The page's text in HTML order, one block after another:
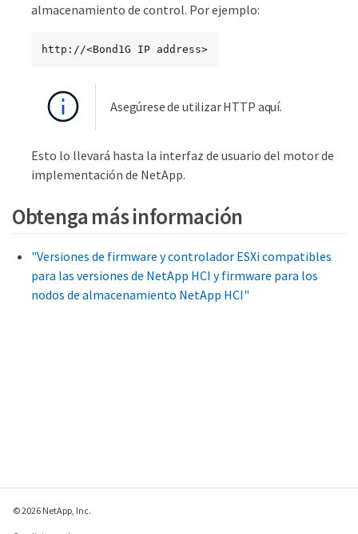
almacenamiento de control. Por ejemplo:
http://<Bond1G IP address>
Asegúrese de utilizar HTTP aquí.
Esto lo llevará hasta la interfaz de usuario del motor de
implementación de NetApp.
Obtenga más información
"Versiones de firmware y controlador ESXi compatibles
para las versiones de NetApp HCI y firmware para los
nodos de almacenamiento NetApp HCI"
© 2026 NetApp, Inc.